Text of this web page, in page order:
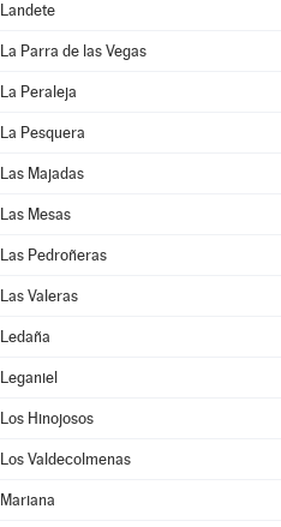
Landete
La Parra de las Vegas
La Peraleja
La Pesquera
Las Majadas
Las Mesas
Las Pedroñeras
Las Valeras
Ledaña
Leganiel
Los Hinojosos
Los Valdecolmenas
Mariana